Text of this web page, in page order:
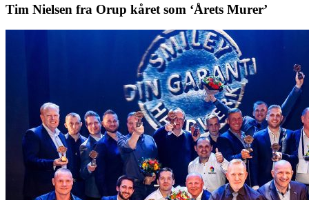
Tim Nielsen fra Orup kåret som ‘Årets Murer’